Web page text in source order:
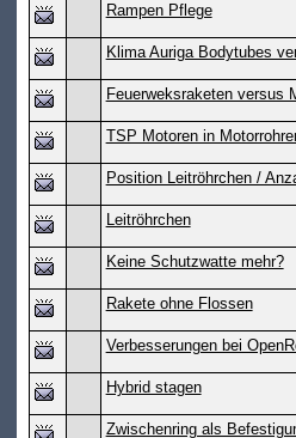
Rampen Pflege
Klima Auriga Bodytubes
Feuerweksraketen versus
TSP Motoren in
Position Leitröhrchen /
Leitröhrchen
Keine Schutzwatte mehr?
Rakete ohne Flossen
Verbesserungen bei
Hybrid stagen
Zwischenring als